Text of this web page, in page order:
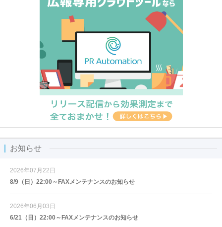
お知らせ
2026年07月22日
8/9（日）22:00～FAXメンテナンスのお知らせ
2026年06月03日
6/21（日）22:00～FAXメンテナンスのお知らせ